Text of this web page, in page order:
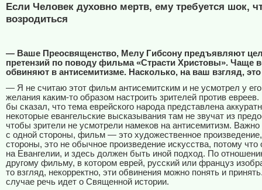
Если Человек духовно мертв, ему требуется шок,
возродиться
— Ваше Преосвященство, Мелу Гибсону предъявляют
претензий по поводу фильма «Страсти Христовы». Чаще
обвиняют в антисемитизме. Насколько, на ваш взгляд,
— Я не считаю этот фильм антисемитским и не усмотрел у его
желания каким-то образом настроить зрителей против евреев.
бы сказал, что тема еврейского народа представлена
некоторые евангельские высказывания там не звучат из
чтобы зрители не усмотрели намеков на антисемитизм. Важно
с одной стороны, фильм — это художественное произведение,
стороны, это не обычное произведение искусства, потому что
на Евангелии, и здесь должен быть иной подход. По
другому фильму, в котором еврей, русский или француз
то взгляд, некорректно, эти обвинения можно понять и
случае речь идет о Священной истории.